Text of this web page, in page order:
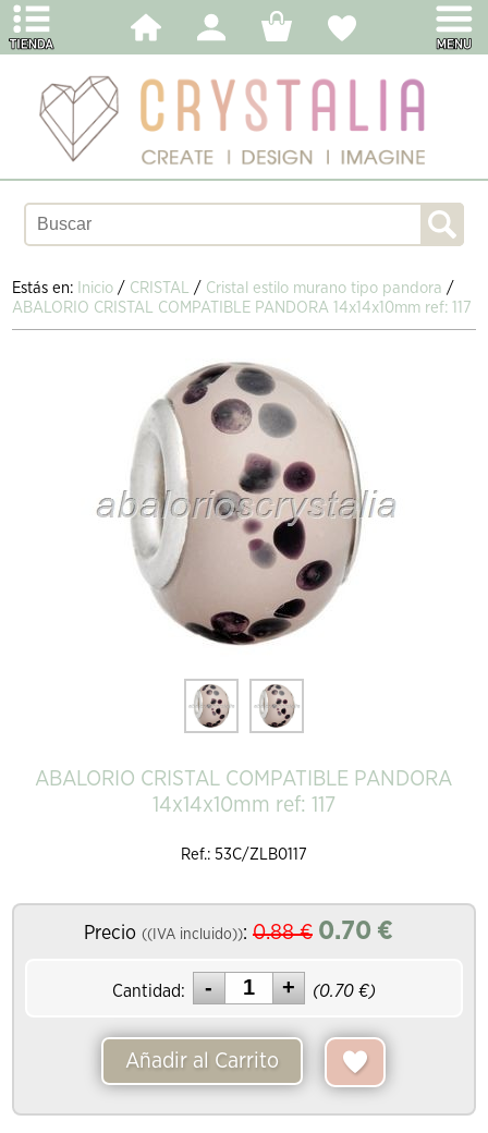
Estás en: Inicio / CRISTAL / Cristal estilo murano tipo pandora /
ABALORIO CRISTAL COMPATIBLE PANDORA 14x14x10mm ref: 117
ABALORIO CRISTAL COMPATIBLE PANDORA
14x14x10mm ref: 117
Ref.: 53C/ZLB0117
Precio ((IVA incluido)): 0.88€ 0.70 €
Cantidad: (0.70€)
Añadir al Carrito